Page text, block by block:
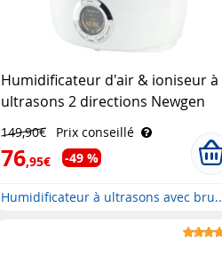
Humidificateur d'air & ioniseur à
ultrasons 2 directions Newgen
Medicals
149,90€ Prix conseillé
76,95€ -49 %
Humidificateur à ultrasons avec bru..